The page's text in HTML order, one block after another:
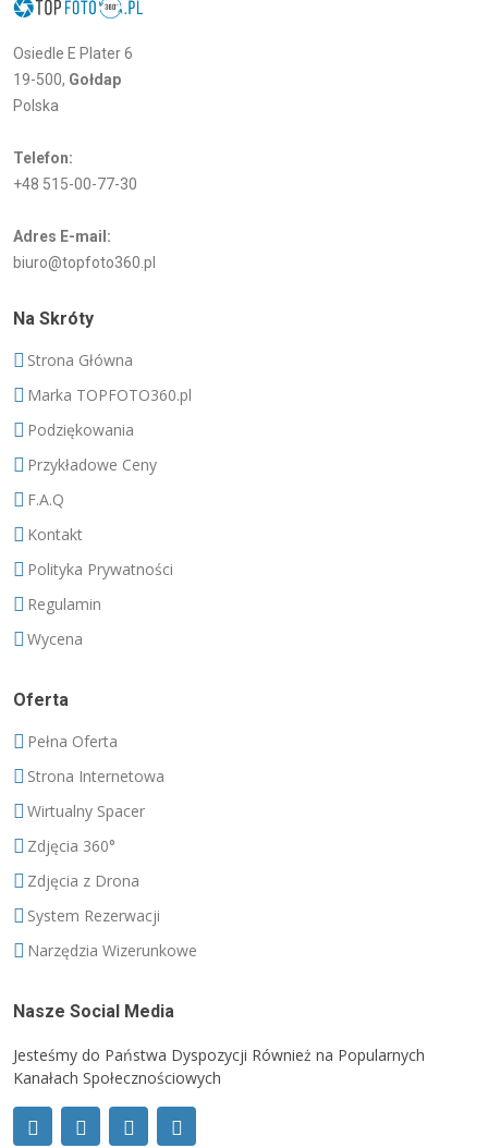
Osiedle E Plater 6
19-500, Gołdap
Polska
Telefon:
+48 515-00-77-30
Adres E-mail:
biuro@topfoto360.pl
Na Skróty
Strona Główna
Marka TOPFOTO360.pl
Podziękowania
Przykładowe Ceny
F.A.Q
Kontakt
Polityka Prywatności
Regulamin
Wycena
Oferta
Pełna Oferta
Strona Internetowa
Wirtualny Spacer
Zdjęcia 360°
Zdjęcia z Drona
System Rezerwacji
Narzędzia Wizerunkowe
Nasze Social Media
Jesteśmy do Państwa Dyspozycji Również na Popularnych
Kanałach Społecznościowych